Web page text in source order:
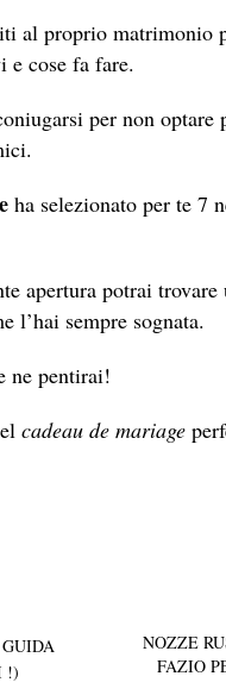
al proprio matrimonio
cose fa fare.
per non optare
ha selezionato per te 7
apertura potrai
l’hai sempre sognata.
ne pentirai!
cadeau de mariage
!)
NOZZE
FAZIO